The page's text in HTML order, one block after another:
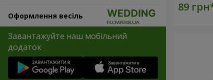
Оформлення весіль
Завантажуйте наш мобільний
додаток